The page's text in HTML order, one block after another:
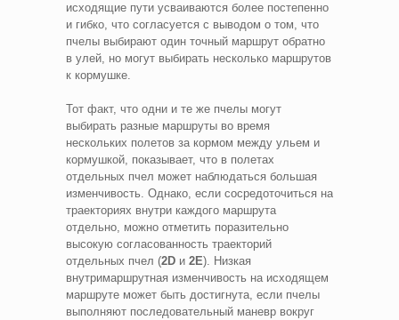
исходящие пути усваиваются более постепенно
и гибко, что согласуется с выводом о том, что
пчелы выбирают один точный маршрут обратно
в улей, но могут выбирать несколько маршрутов
к кормушке.
Тот факт, что одни и те же пчелы могут
выбирать разные маршруты во время
нескольких полетов за кормом между ульем и
кормушкой, показывает, что в полетах
отдельных пчел может наблюдаться большая
изменчивость. Однако, если сосредоточиться на
траекториях внутри каждого маршрута
отдельно, можно отметить поразительно
высокую согласованность траекторий
отдельных пчел (2D и 2E). Низкая
внутримаршрутная изменчивость на исходящем
маршруте может быть достигнута, если пчелы
выполняют последовательный маневр вокруг